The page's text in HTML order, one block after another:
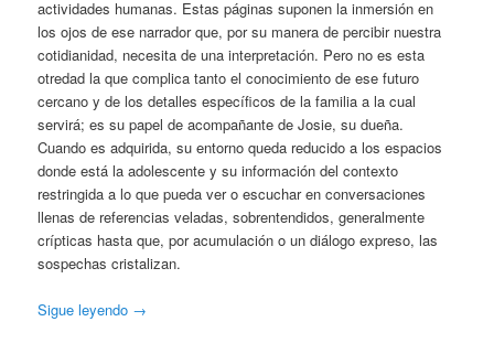
actividades humanas. Estas páginas suponen la inmersión en
los ojos de ese narrador que, por su manera de percibir nuestra
cotidianidad, necesita de una interpretación. Pero no es esta
otredad la que complica tanto el conocimiento de ese futuro
cercano y de los detalles específicos de la familia a la cual
servirá; es su papel de acompañante de Josie, su dueña.
Cuando es adquirida, su entorno queda reducido a los espacios
donde está la adolescente y su información del contexto
restringida a lo que pueda ver o escuchar en conversaciones
llenas de referencias veladas, sobrentendidos, generalmente
crípticas hasta que, por acumulación o un diálogo expreso, las
sospechas cristalizan.
Sigue leyendo →